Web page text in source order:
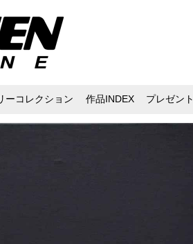
ーコレクション 作品INDEX プレゼント